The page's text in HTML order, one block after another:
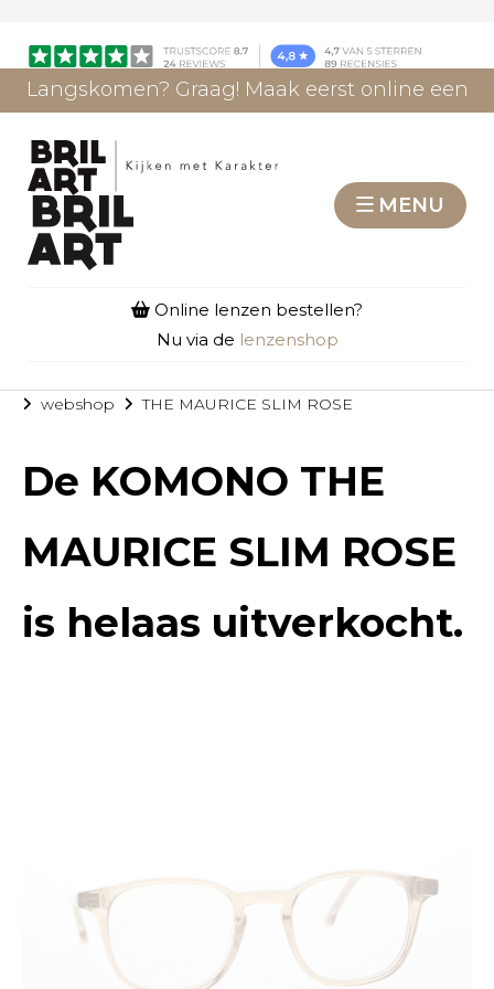
Langskomen? Graag! Maak eerst online een
MENU
Online lenzen bestellen?
Nu via de lenzenshop
webshop THE MAURICE SLIM ROSE
De KOMONO THE
MAURICE SLIM ROSE
is helaas uitverkocht.